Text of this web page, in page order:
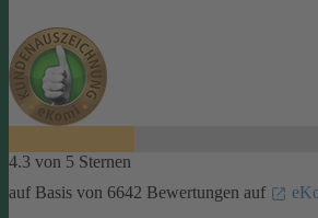
4.3 von 5 Sternen
auf Basis von 6642 Bewertungen auf